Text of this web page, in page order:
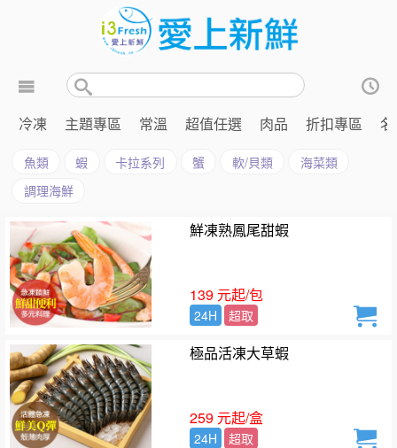
冷凍 主題專區 常溫 超值任選 肉品 折扣專區
魚類 蝦 卡拉系列 蟹 軟/貝類
海菜類
調理海鮮
鮮凍熟鳳尾甜蝦
139 元起/包
24H 超取
極品活凍大草蝦
259 元起/盒
24H 超取